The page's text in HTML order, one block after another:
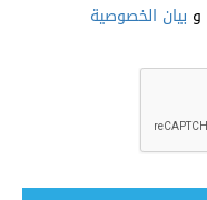
و بيان الخصوصية